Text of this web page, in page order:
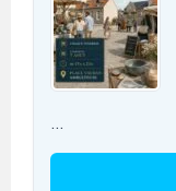
…